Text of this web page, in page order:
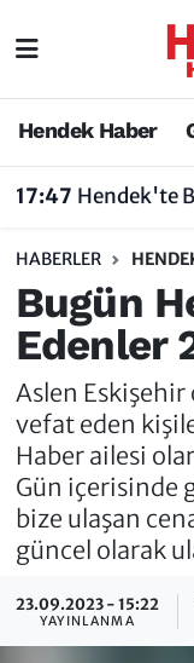
Hendek Haber
17:47 Hendek'te Bir İlk Şehit
HABERLER
Bugün
Edenler
Aslen
vefat eden
Haber ailesi
Gün içerisinde
bize ulaşan
güncel olarak
23.09.2023 - 15:22
YAYINLANMA
Hendek Haber
Nöbetçi
Vefat
Hendek
Hakkında
Hendek
Künye
İletişim
Sakarya
Sakarya
Tüm
Son Dakika
Haber Arşivi